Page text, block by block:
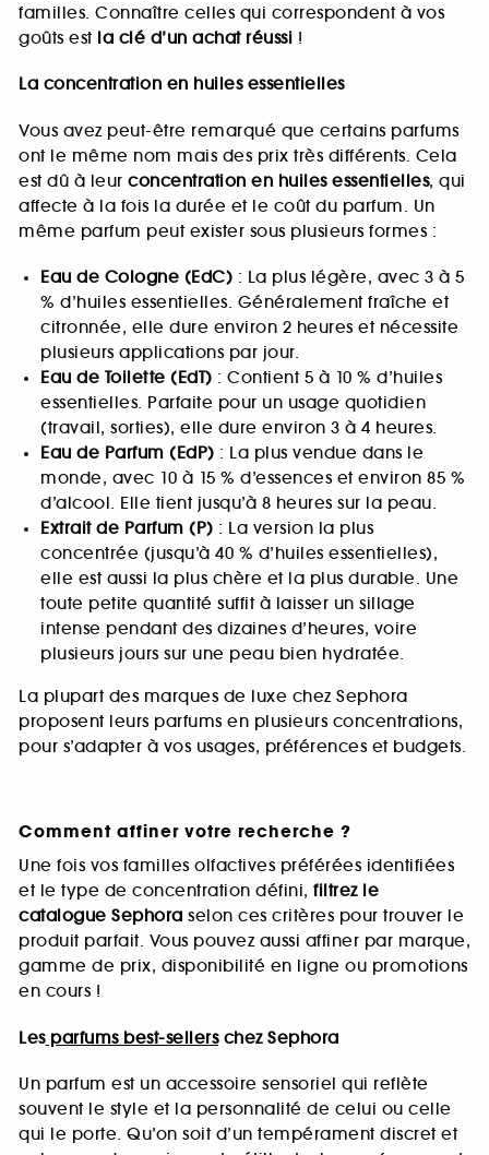
familles. Connaître celles qui correspondent à vos
goûts est la clé d’un achat réussi !
La concentration en huiles essentielles
Vous avez peut-être remarqué que certains parfums
ont le même nom mais des prix très différents. Cela
est dû à leur concentration en huiles essentielles, qui
affecte à la fois la durée et le coût du parfum. Un
même parfum peut exister sous plusieurs formes :
Eau de Cologne (EdC) : La plus légère, avec 3 à 5
% d’huiles essentielles. Généralement fraîche et
citronnée, elle dure environ 2 heures et nécessite
plusieurs applications par jour.
Eau de Toilette (EdT) : Contient 5 à 10 % d’huiles
essentielles. Parfaite pour un usage quotidien
(travail, sorties), elle dure environ 3 à 4 heures.
Eau de Parfum (EdP) : La plus vendue dans le
monde, avec 10 à 15 % d’essences et environ 85 %
d’alcool. Elle tient jusqu’à 8 heures sur la peau.
Extrait de Parfum (P) : La version la plus
concentrée (jusqu’à 40 % d’huiles essentielles),
elle est aussi la plus chère et la plus durable. Une
toute petite quantité suffit à laisser un sillage
intense pendant des dizaines d’heures, voire
plusieurs jours sur une peau bien hydratée.
La plupart des marques de luxe chez Sephora
proposent leurs parfums en plusieurs concentrations,
pour s’adapter à vos usages, préférences et budgets.
Comment affiner votre recherche ?
Une fois vos familles olfactives préférées identifiées
et le type de concentration défini, filtrez le
catalogue Sephora selon ces critères pour trouver le
produit parfait. Vous pouvez aussi affiner par marque,
gamme de prix, disponibilité en ligne ou promotions
en cours !
Lesparfums best-sellerschez Sephora
Un parfum est un accessoire sensoriel qui reflète
souvent le style et la personnalité de celui ou celle
qui le porte. Qu’on soit d’un tempérament discret et